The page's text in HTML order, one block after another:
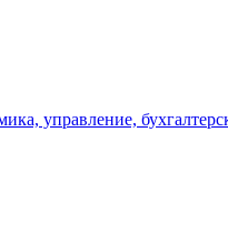
управление,